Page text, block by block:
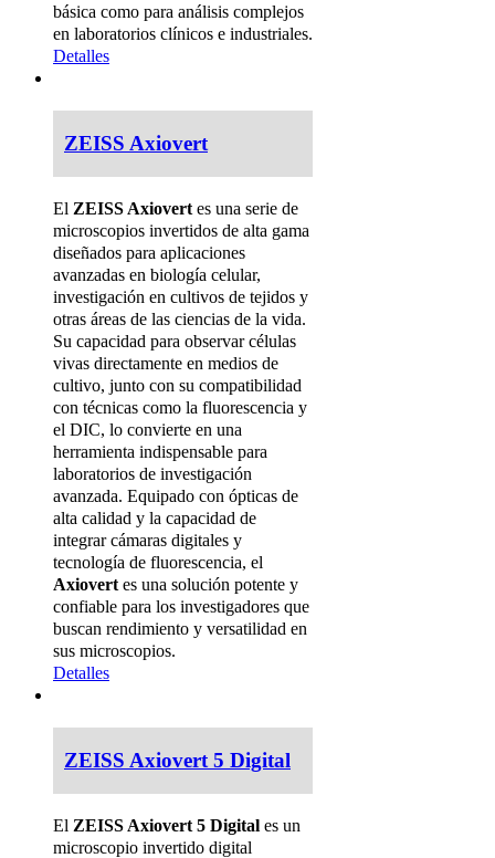
básica como para análisis complejos
en laboratorios clínicos e industriales.
Detalles
ZEISS Axiovert
El ZEISS Axiovert es una serie de
microscopios invertidos de alta gama
diseñados para aplicaciones
avanzadas en biología celular,
investigación en cultivos de tejidos y
otras áreas de las ciencias de la vida.
Su capacidad para observar células
vivas directamente en medios de
cultivo, junto con su compatibilidad
con técnicas como la fluorescencia y
el DIC, lo convierte en una
herramienta indispensable para
laboratorios de investigación
avanzada. Equipado con ópticas de
alta calidad y la capacidad de
integrar cámaras digitales y
tecnología de fluorescencia, el
Axiovert es una solución potente y
confiable para los investigadores que
buscan rendimiento y versatilidad en
sus microscopios.
Detalles
ZEISS Axiovert 5 Digital
El ZEISS Axiovert 5 Digital es un
microscopio invertido digital